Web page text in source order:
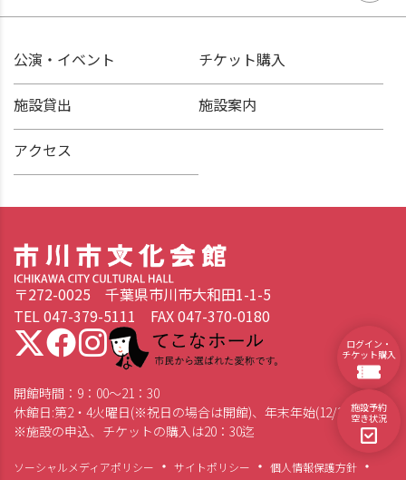
公演・イベント チケット購入
施設貸出 施設案内
アクセス
ログイン・
チケット購入
施設予約
空き状況
〒272-0025 千葉県市川市大和田1-1-5
TEL 047-379-5111 FAX 047-370-0180
てこなホール 市民から選ばれた愛称です。
開館時間：9：00～21：30
休館日:第2・4火曜日(※祝日の場合は開館)、年末年始(12/28～1/4)
※施設の申込、チケットの購入は20：30迄
ソーシャルメディアポリシー サイトポリシー 個人情報保護方針